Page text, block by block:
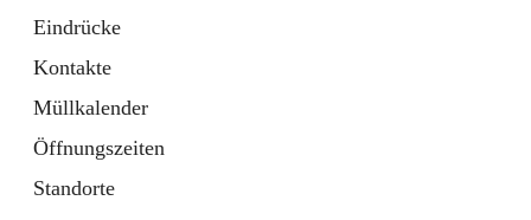
Eindrücke
Kontakte
Müllkalender
Öffnungszeiten
Standorte